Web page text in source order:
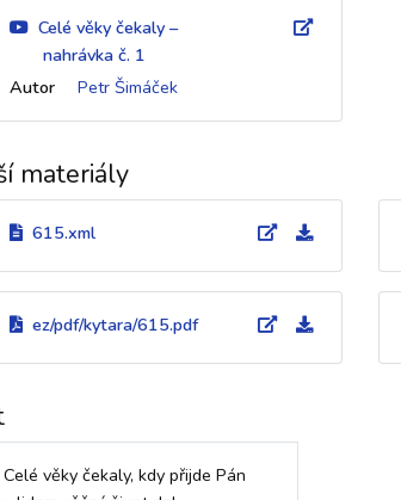
Celé věky čekaly –
nahrávka č. 1
Autor
Petr Šimáček
materiály
615.xml
ez/pdf/kytara/615.pdf
Celé věky čekaly, kdy přijde Pán